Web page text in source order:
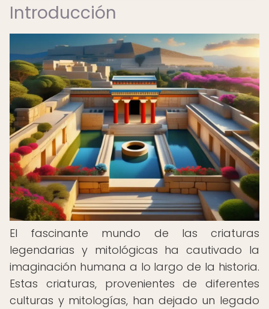
Introducción
El fascinante mundo de las criaturas
legendarias y mitológicas ha cautivado la
imaginación humana a lo largo de la historia.
Estas criaturas, provenientes de diferentes
culturas y mitologías, han dejado un legado